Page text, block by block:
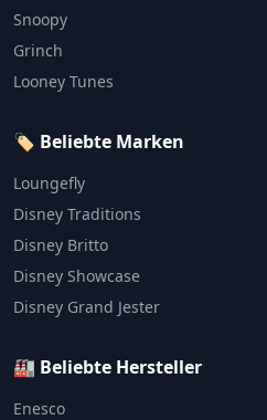
Snoopy
Grinch
Looney Tunes
🏷️ Beliebte Marken
Loungefly
Disney Traditions
Disney Britto
Disney Showcase
Disney Grand Jester
🏭 Beliebte Hersteller
Enesco